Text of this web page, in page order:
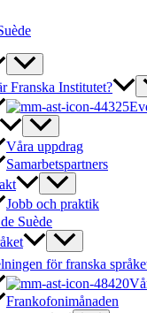
Franska Institutet?
Våra uppdrag
Samarbetspartners
Jobb och praktik
Suède
för franska
Frankofonimånaden